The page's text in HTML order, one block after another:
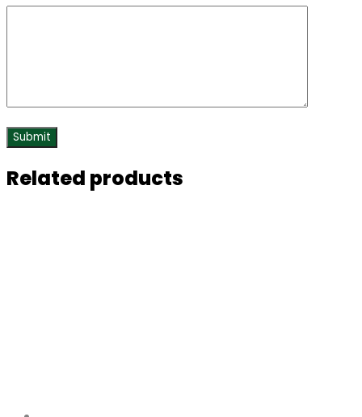
Related products